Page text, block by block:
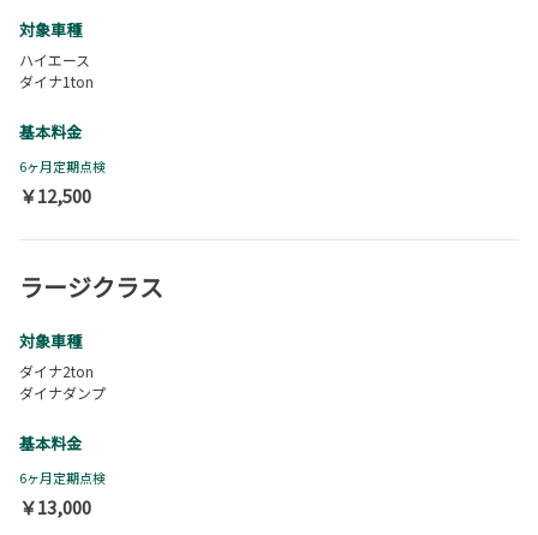
対象車種
ハイエース
ダイナ1ton
基本料金
6ヶ月定期点検
￥12,500
ラージクラス
対象車種
ダイナ2ton
ダイナダンプ
基本料金
6ヶ月定期点検
￥13,000